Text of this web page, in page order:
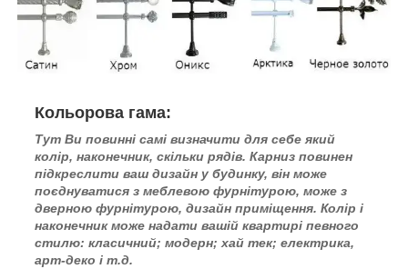
Кольорова гама:
Тут Ви повинні самі визначити для себе який
колір, наконечник, скільки рядів. Карниз повинен
підкреслити ваш дизайн у будинку, він може
поєднуватися з меблевою фурнітурою, може з
дверною фурнітурою, дизайн приміщення. Колір і
наконечник може надати вашій квартирі певного
стилю: класичний; модерн; хай тек; електрика,
арт-деко і т.д.